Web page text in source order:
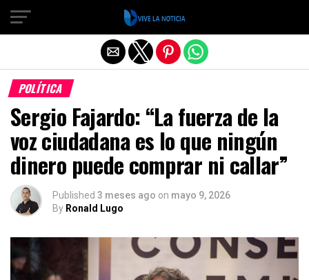
POLÍTICA
Sergio Fajardo: “La fuerza de la
voz ciudadana es lo que ningún
dinero puede comprar ni callar”
Published 3 meses ago on mayo 9, 2026
By Ronald Lugo
Salir de la versión móvil